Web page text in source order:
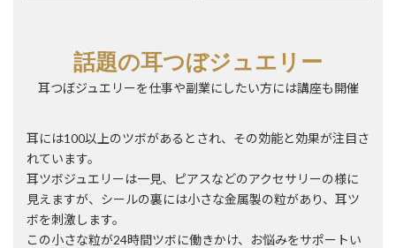
話題の耳つぼジュエリー
耳つぼジュエリーを仕事や副業にしたい方には講座も開催
耳には100以上のツボがあるとされ、その効能と効果が注目さ
れています。
耳ツボジュエリーは一見、ピアスなどのアクセサリーの様に
見えますが、シールの裏には小さな金属製の粒があり、耳ツ
ボを刺激します。
この小さな粒が24時間ツボに働きかけ、お悩みをサポートい